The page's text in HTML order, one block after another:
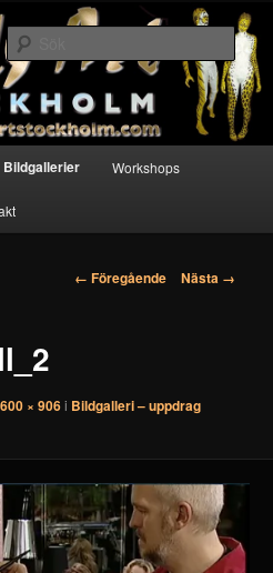
med Calle Rehbinder
Sök
Bildgallerier Workshops
Bildnavigering
← Föregående Nästa →
× 906i Bildgalleri – uppdrag